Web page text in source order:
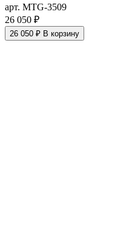
арт. MTG-3509
26 050 ₽
26 050 ₽ В корзину